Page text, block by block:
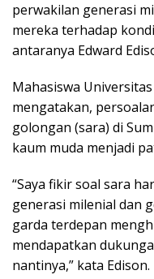
perwakilan generasi
mereka terhadap
antaranya Edward
Mahasiswa
mengatakan,
golongan (sara) di
kaum muda menjadi
“Saya fikir soal sara
generasi milenial dan
garda terdepan
mendapatkan
nantinya,” kata Edison.